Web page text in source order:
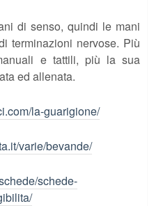
di senso, quindi le mani
terminazioni nervose. Più
e tattili, più la sua
ed allenata.
la-guarigione/
varie/bevande/
schede-